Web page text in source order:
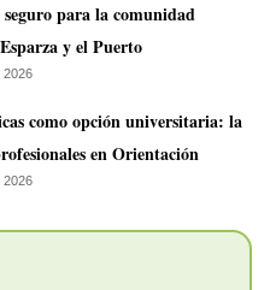
seguro para la comunidad
y el Puerto
2026
como opción universitaria: la
en Orientación
2026